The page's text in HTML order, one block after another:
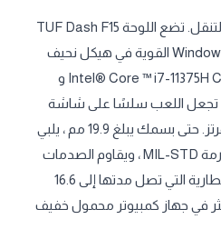
تكون جريئة. افعل المزيد أثناء التنقل. تضع اللوحة TUF Dash F15
الجديدة كليًا ألعاب Windows 10 Home القوية في هيكل نحيف
للغاية. حتى أحدث جيل من Intel® Core ™ i7-11375H CPU و
GeForce RTX ™ 3070 GPU تجعل اللعب سلسًا على شاشة
فائقة السرعة تصل إلى 240 هرتز. حتى بسمك يبلغ 19.9 مم ، يلبي
هيكل TUF معايير المتانة الصارمة MIL-STD ، ويقاوم الصدمات
والصدمات اليومية. تتيح لك البطارية التي تصل مدتها إلى 16.6
في جهاز كمبيوتر محمول خفيف